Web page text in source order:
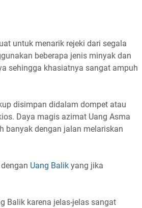
untuk menarik rejeki dari segala
beberapa jenis minyak dan
sehingga khasiatnya sangat ampuh
disimpan didalam dompet atau
Daya magis azimat Uang Asma
banyak dengan jalan melariskan
Uang Balik yang jika
Balik karena jelas-jelas sangat